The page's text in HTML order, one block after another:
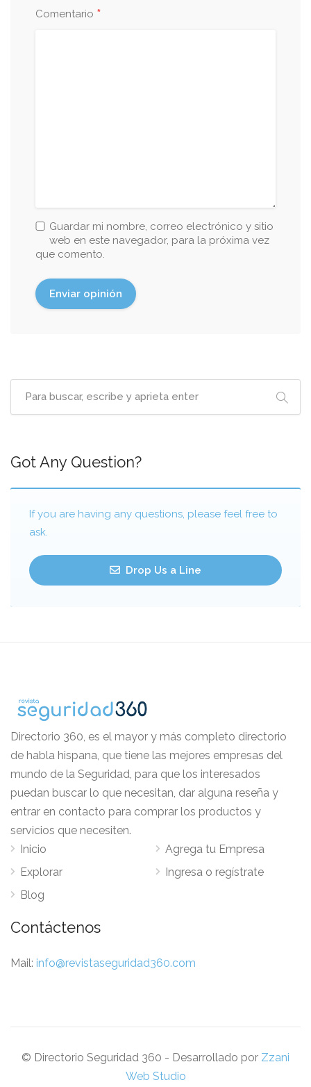
Comentario *
Guardar mi nombre, correo electrónico y sitio
web en este navegador, para la próxima vez
que comento.
Got Any Question?
If you are having any questions, please feel free to
ask.
Drop Us a Line
Directorio 360, es el mayor y más completo directorio
de habla hispana, que tiene las mejores empresas del
mundo de la Seguridad, para que los interesados
puedan buscar lo que necesitan, dar alguna reseña y
entrar en contacto para comprar los productos y
servicios que necesiten.
Inicio
Explorar
Blog
Agrega tu Empresa
Ingresa o regístrate
Contáctenos
Mail: info@revistaseguridad360.com
© Directorio Seguridad 360 - Desarrollado por Zzani
Web Studio